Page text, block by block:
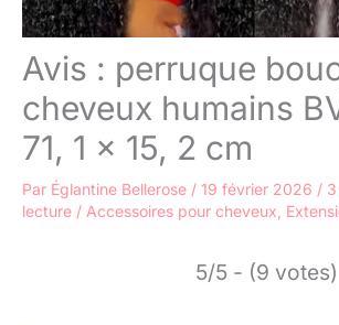
Avis : perruque
cheveux humains
71, 1 x 15, 2 cm
Par Églantine Bellerose / 19 février 2026 /
lecture / Accessoires pour cheveux
5/5 - (9 votes)